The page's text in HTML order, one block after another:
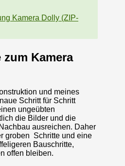
Kamera Dolly (ZIP-
Kamera
und meines
Schritt für Schritt
ungeübten
die Bilder und die
ausreichen. Daher
groben Schritte und eine
Bauschritte,
offen bleiben.